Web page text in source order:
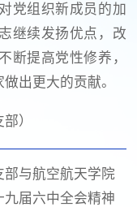
党组织新成员的加
继续发扬优点，改
断提高党性修养，
出更大的贡献。
）
与航空航天学院
届六中全会精神